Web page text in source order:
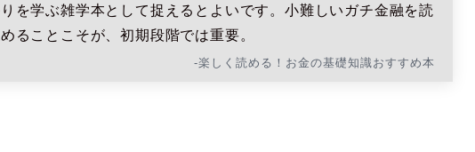
を学ぶ雑学本として捉えるとよいです。小難しいガチ金融を読
ることこそが、初期段階では重要。
-楽しく読める！お金の基礎知識おすすめ本